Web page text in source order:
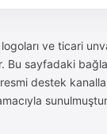
ve ticari
Bu sayfadaki
destek